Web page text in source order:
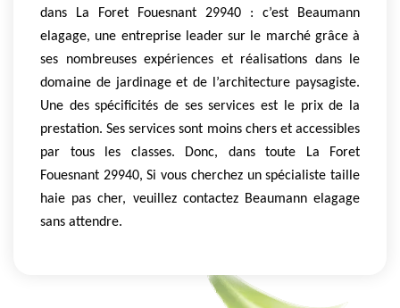
dans La Foret Fouesnant 29940 : c’est Beaumann
elagage, une entreprise leader sur le marché grâce à
ses nombreuses expériences et réalisations dans le
domaine de jardinage et de l’architecture paysagiste.
Une des spécificités de ses services est le prix de la
prestation. Ses services sont moins chers et accessibles
par tous les classes. Donc, dans toute La Foret
Fouesnant 29940, Si vous cherchez un spécialiste taille
haie pas cher, veuillez contactez Beaumann elagage
sans attendre.